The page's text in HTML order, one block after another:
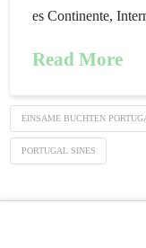
es Continente,
Read More
EINSAME BUCHTEN
PORTUGAL SINES